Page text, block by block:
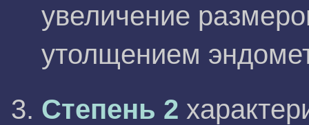
увеличение
утолщением
Степень 2